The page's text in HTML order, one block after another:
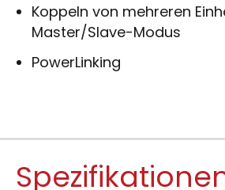
Koppeln von mehreren
Master/Slave-Modus
PowerLinking